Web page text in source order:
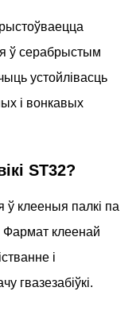
ў серабрыстым
устойлівасць
і вонкавых
ST32?
ў клееныя палкі па
Фармат клеенай
і
гвазезабіўкі.